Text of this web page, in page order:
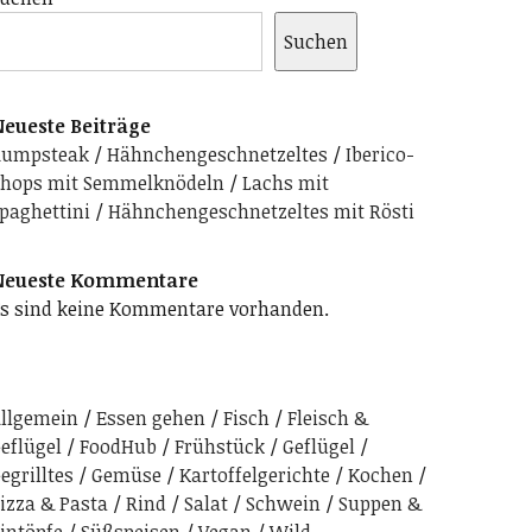
Suchen
Beiträge
Hähnchengeschnetzeltes
Iberico-
mit Semmelknödeln
Lachs mit
Hähnchengeschnetzeltes mit Rösti
Kommentare
sind keine Kommentare vorhanden.
Essen gehen Fisch
Fleisch &
FoodHub Frühstück
Geflügel
Gemüse Kartoffelgerichte
Kochen
& Pasta
Rind Salat Schwein
Suppen &